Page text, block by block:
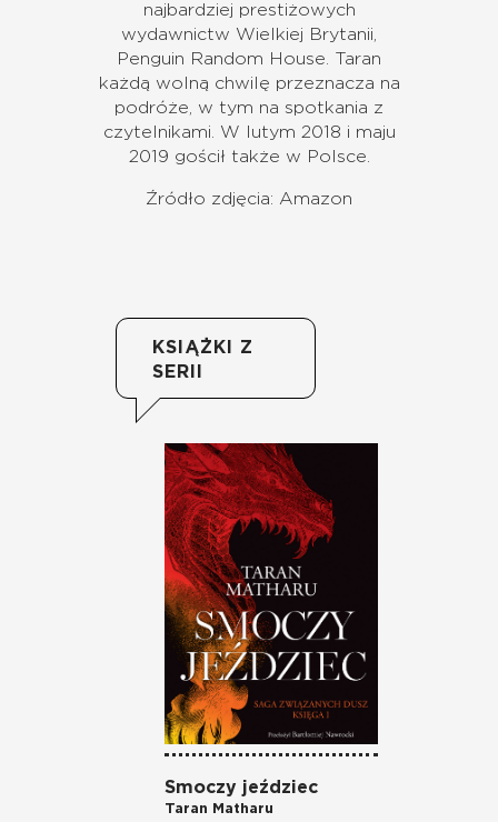
najbardziej prestiżowych
wydawnictw Wielkiej Brytanii,
Penguin Random House. Taran
każdą wolną chwilę przeznacza na
podróże, w tym na spotkania z
czytelnikami. W lutym 2018 i maju
2019 gościł także w Polsce.
Źródło zdjęcia: Amazon
KSIĄŻKI Z
SERII
Smoczy jeździec
Taran Matharu